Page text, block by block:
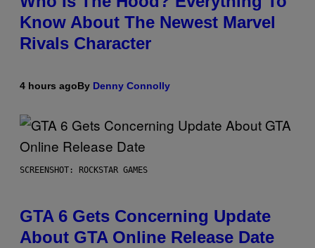
Know About The Newest Marvel
Rivals Character
4 hours agoBy Denny Connolly
SCREENSHOT: ROCKSTAR GAMES
GTA 6 Gets Concerning Update
About GTA Online Release Date